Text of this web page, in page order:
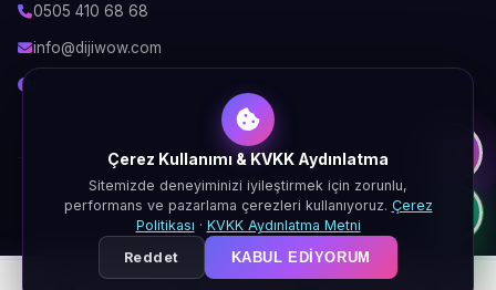
0505 410 68 68
info@dijiwow.com
© 2026 DijiWOW. Tüm hakları saklıdır.
KVKK
GizlilikÇerez Şartlar
Çerez Kullanımı & KVKK Aydınlatma
Sitemizde deneyiminizi iyileştirmek için zorunlu,
performans ve pazarlama çerezleri kullanıyoruz. Çerez
Politikası · KVKK Aydınlatma Metni
Reddet
KABUL EDIYORUM